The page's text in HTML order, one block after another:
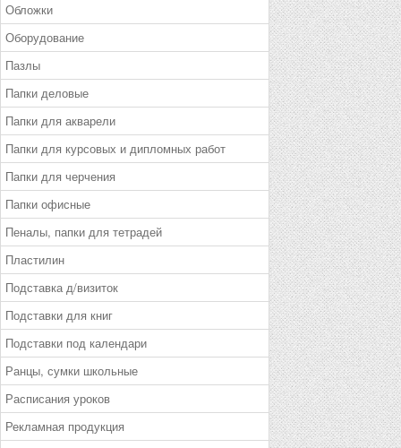
Обложки
Оборудование
Пазлы
Папки деловые
Папки для акварели
Папки для курсовых и дипломных работ
Папки для черчения
Папки офисные
Пеналы, папки для тетрадей
Пластилин
Подставка д/визиток
Подставки для книг
Подставки под календари
Ранцы, сумки школьные
Расписания уроков
Рекламная продукция